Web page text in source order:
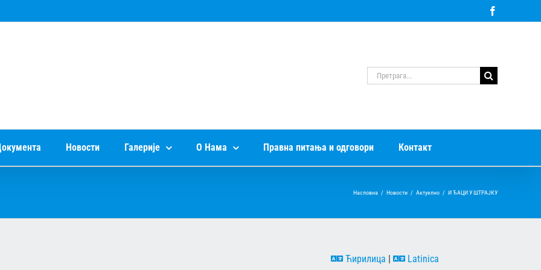
Претрага
за:
Новости Галерије О Нама Правна питања и одговори Контакт
Насловна / Новости / Актуелно / И ЂАЦИ У ШТРАЈКУ
Ћирилица Latinica